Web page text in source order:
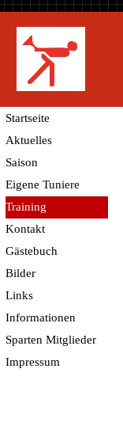
Startseite
Aktuelles
Saison
Eigene Tuniere
Training
Kontakt
Gästebuch
Bilder
Links
Informationen
Sparten Mitglieder
Impressum